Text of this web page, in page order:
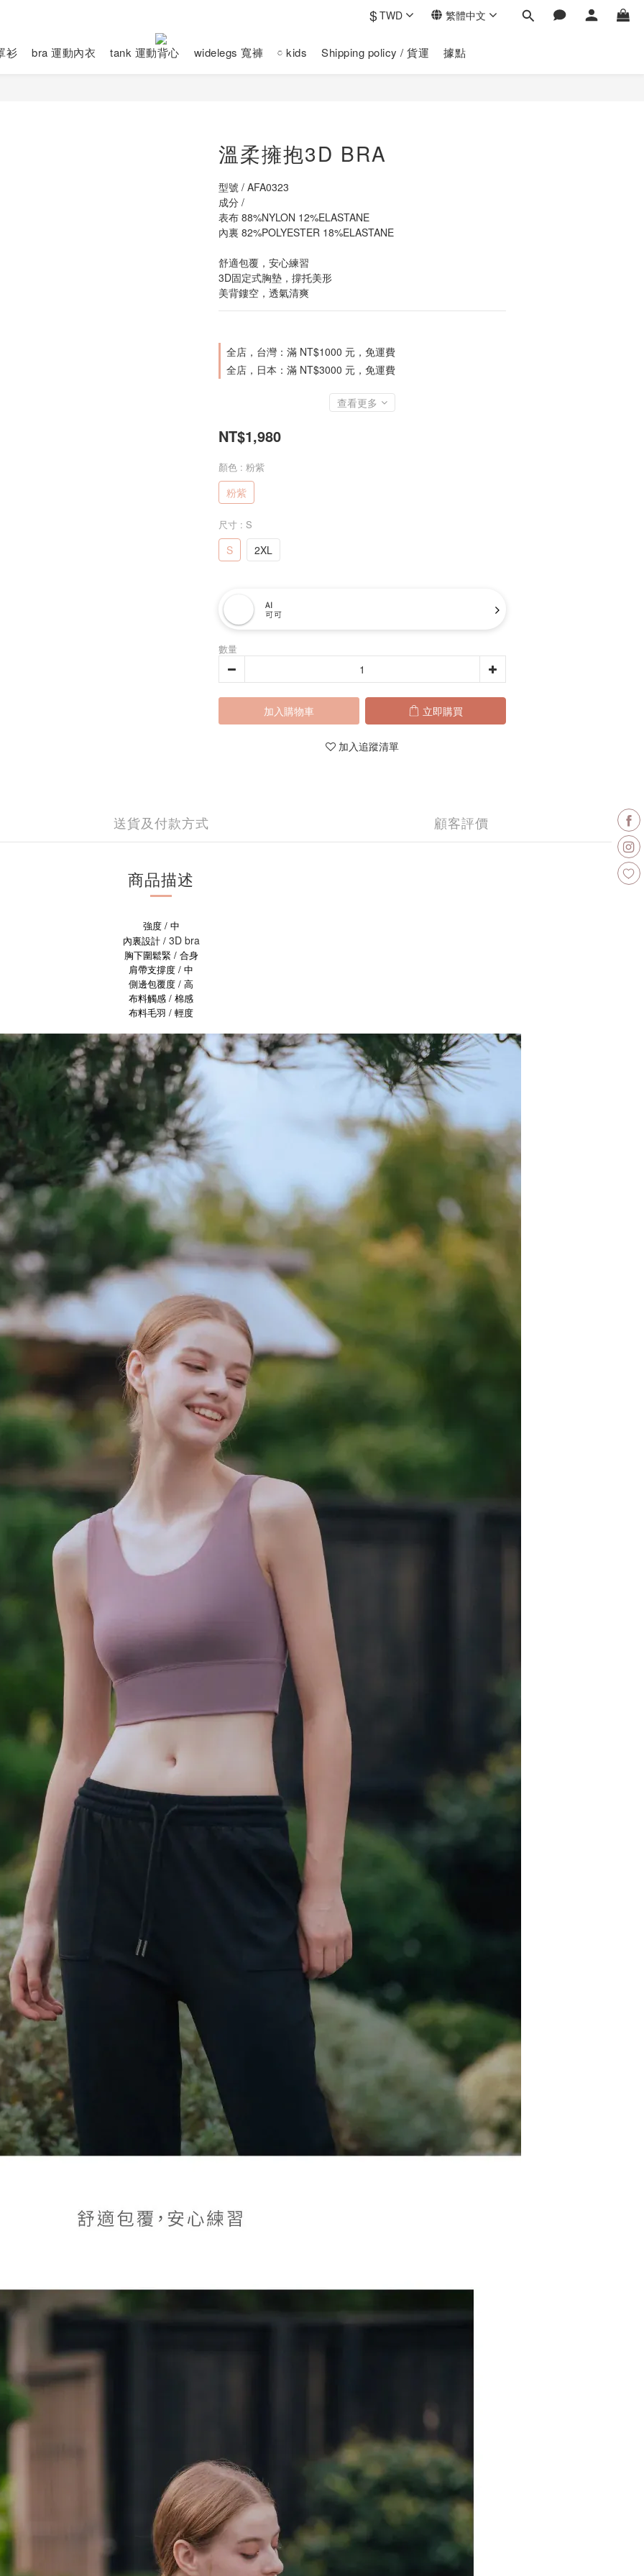
$TWD 繁體中文
衫 bra 運動內衣 tank 運動背心 widelegs 寬褲 𓏌 kids Shipping policy / 貨運 據點
溫柔擁抱3D BRA
型號 / AFA0323
成分 /
表布 88%NYLON 12%ELASTANE
內裏 82%POLYESTER 18%ELASTANE
舒適包覆，安心練習
3D固定式胸墊，撐托美形
美背鏤空，透氣清爽
全店，台灣：滿 NT$1000 元，免運費
全店，日本：滿 NT$3000 元，免運費
查看更多
NT$1,980
顏色 : 粉紫
粉紫
尺寸 : S
S 2XL
AI
可可
數量
加入購物車 立即購買
加入追蹤清單
送貨及付款方式 顧客評價
商品描述
強度 / 中
內裏設計 / 3D bra
胸下圍鬆緊 / 合身
肩帶支撐度 / 中
側邊包覆度 / 高
布料觸感 / 棉感
布料毛羽 / 輕度